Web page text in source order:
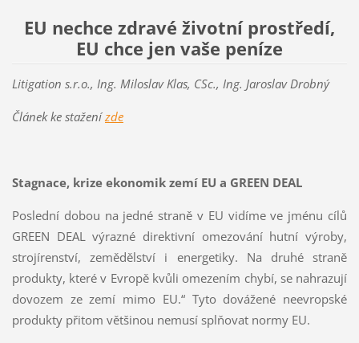
EU nechce zdravé životní prostředí,
EU chce jen vaše peníze
Litigation s.r.o., Ing. Miloslav Klas, CSc., Ing. Jaroslav Drobný
Článek ke staženízde
Stagnace, krize ekonomik zemí EU a GREEN DEAL
Poslední dobou na jedné straně v EU vidíme ve jménu cílů
GREEN DEAL výrazné direktivní omezování hutní výroby,
strojírenství, zemědělství i energetiky. Na druhé straně
produkty, které v Evropě kvůli omezením chybí, se nahrazují
dovozem ze zemí mimo EU.“ Tyto dovážené neevropské
produkty přitom většinou nemusí splňovat normy EU.